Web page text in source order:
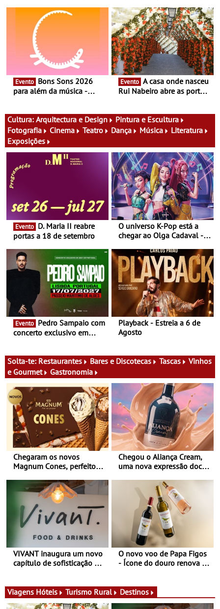
vinho, gastronomia e
música
Evento
para além da música -
atividades para toda a
família e muito mais
Evento
Rui Nabeiro abre as portas
Festas decorrem entre 8 e
16 de agosto
Cultura: Arquitectura e Design
Pintura e Escultura
Fotografia
Cinema Teatro Dança Música
Literatura
Exposições
Evento
portas a 18 de setembro
O universo K-Pop está a
chegar ao Olga Cadaval - A
Evento
concerto exclusivo em
Playback - Estreia a 6 de
Agosto
Solta-te: Restaurantes Bares e Discotecas Tascas
Vinhos
e Gourmet
Gastronomia
Chegaram os novos
Magnum Cones, perfeitos
Chegou o Aliança Cream,
uma nova expressão doce
VIVANT inaugura um novo
capítulo de sofisticação no
na Quinta do Lago com
uma experiência que une
O novo voo de Papa Figos
- Ícone do douro renova a
líder
Viagens Hóteis Turismo Rural Destinos